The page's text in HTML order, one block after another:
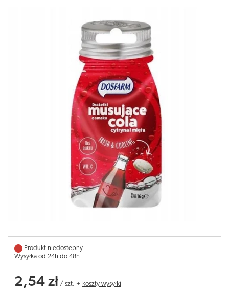
Produkt niedostepny
Wysyłka od 24h do 48h
2,54 zł / szt. + koszty wysyłki